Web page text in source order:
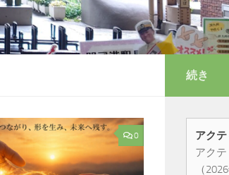
0
続き
アク
アク
（